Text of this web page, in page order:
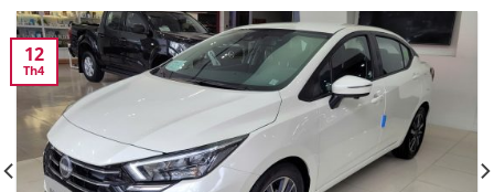
12
Th4